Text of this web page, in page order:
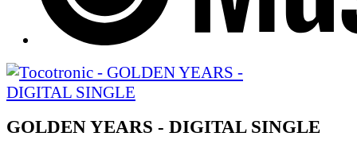
GOLDEN YEARS - DIGITAL SINGLE